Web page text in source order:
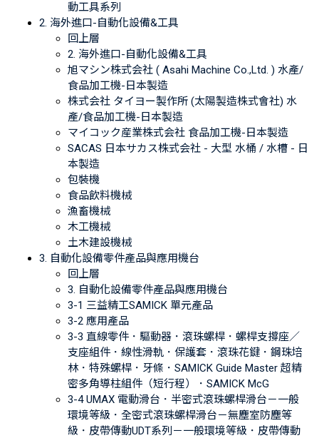
動工具系列
2. 海外進口-自動化設備&工具
回上層
2. 海外進口-自動化設備&工具
旭マシン株式会社 ( Asahi Machine Co.,Ltd. ) 水產/
食品加工機-日本製造
株式会社 タイヨー製作所 (太陽製造株式會社) 水
產/食品加工機-日本製造
マイコック産業株式会社 食品加工機-日本製造
SACAS 日本サカス株式会社 - 大型 水桶 / 水槽 - 日
本製造
包裝機
食品飲料機械
漁畜機械
木工機械
土木建設機械
3. 自動化設備零件產品與應用機台
回上層
3. 自動化設備零件產品與應用機台
3-1 三益精工SAMICK 單元產品
3-2 應用產品
3-3 直線零件．驅動器．滾珠螺桿．螺桿支撐座／
支座組件．線性滑軌．保護套．滾珠花鍵．鋼珠培
林．特殊螺桿．牙條．SAMICK Guide Master 超精
密多角導柱組件（短行程）．SAMICK McG
3-4 UMAX 電動滑台．半密式滾珠螺桿滑台－一般
環境等級．全密式滾珠螺桿滑台－無塵室防塵等
級．皮帶傳動UDT系列－一般環境等級．皮帶傳動